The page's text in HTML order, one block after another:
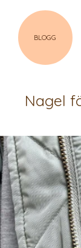
BLOGG
Nagel